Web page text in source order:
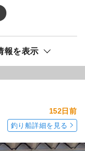
報を表示
152日前
釣り船詳細を見る